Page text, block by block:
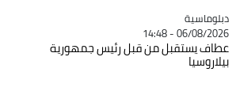
Catégorie
دبلوماسية
06/08/2026 - 14:48
عطاف يستقبل من قبل رئيس جمهورية
بيلاروسيا